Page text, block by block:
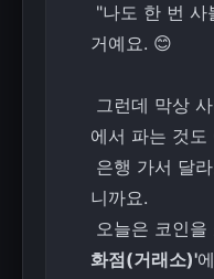
"나도 한 번 사
거예요. 😊
그런데 막상
에서 파는 것도
은행 가서 달
니까요.
오늘은 코인
화점(거래소)'에